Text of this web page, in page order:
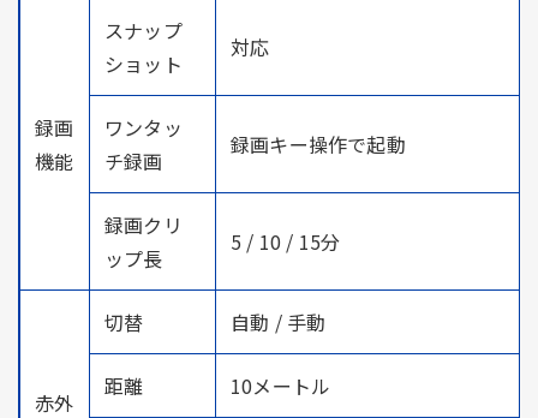
録画
機能
スナップ
ショット
対応
ワンタッ
チ録画
録画キー操作で起動
録画クリ
ップ長
5 / 10 / 15分
赤外
切替 自動 / 手動
距離 10メートル